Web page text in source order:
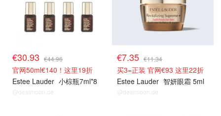
€30.93 €44.96
官网50ml€140！这里19折
Estee Lauder 小棕瓶7ml*8
@dealmoon.de
€7.35 €11.34
买3=正装 官网€93 这里22折
Estee Lauder 智妍眼霜 5ml
@dealmoon.de